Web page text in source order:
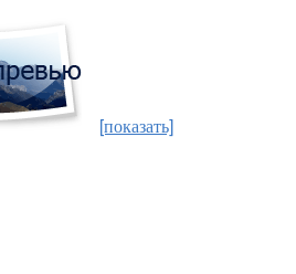
[показать]